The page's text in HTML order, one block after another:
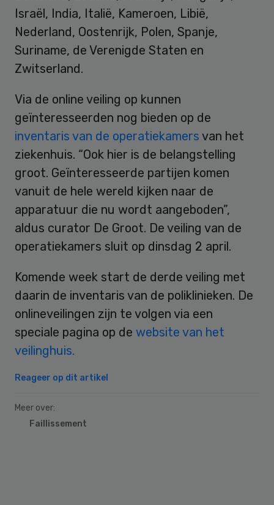
Israël, India, Italië, Kameroen, Libië,
Nederland, Oostenrijk, Polen, Spanje,
Suriname, de Verenigde Staten en
Zwitserland.
Via de online veiling op kunnen
geïnteresseerden nog bieden op de
inventaris van de operatiekamers van het
ziekenhuis. “Ook hier is de belangstelling
groot. Geïnteresseerde partijen komen
vanuit de hele wereld kijken naar de
apparatuur die nu wordt aangeboden”,
aldus curator De Groot. De veiling van de
operatiekamers sluit op dinsdag 2 april.
Komende week start de derde veiling met
daarin de inventaris van de poliklinieken. De
onlineveilingen zijn te volgen via een
speciale pagina op de website van het
veilinghuis.
Reageer op dit artikel
Meer over:
Faillissement